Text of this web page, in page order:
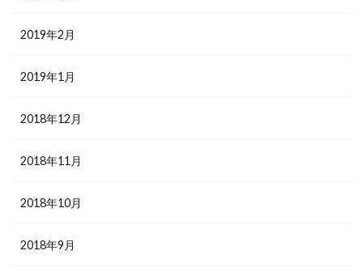
2019年2月
2019年1月
2018年12月
2018年11月
2018年10月
2018年9月